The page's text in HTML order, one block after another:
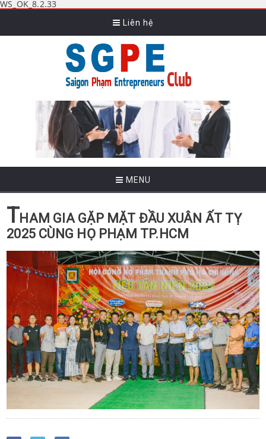
WS_OK_8.2.33
Liên hệ
MENU
THAM GIA GẶP MẶT ĐẦU XUÂN ẤT TỴ
2025 CÙNG HỌ PHẠM TP.HCM